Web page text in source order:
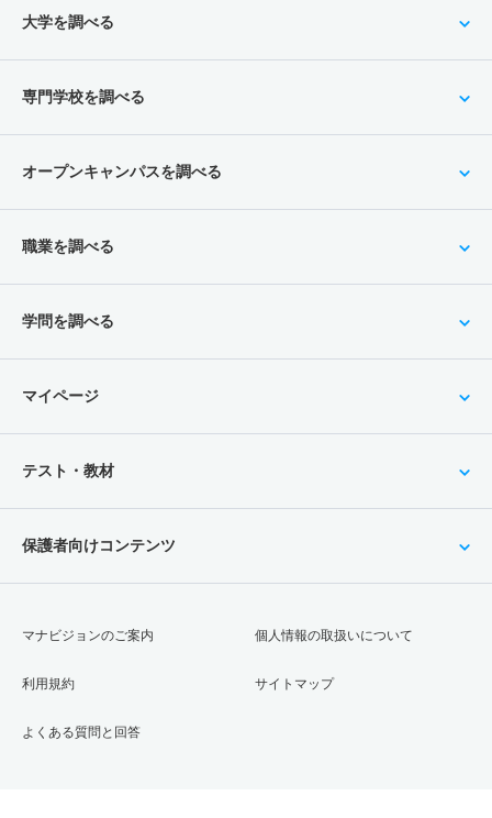
大学を調べる
専門学校を調べる
オープンキャンパスを調べる
職業を調べる
学問を調べる
マイページ
テスト・教材
保護者向けコンテンツ
マナビジョンのご案内
利用規約
よくある質問と回答
個人情報の取扱いについて
サイトマップ